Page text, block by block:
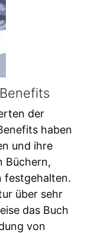
der
haben
und ihre
Büchern,
festgehalten.
über sehr
das Buch
von